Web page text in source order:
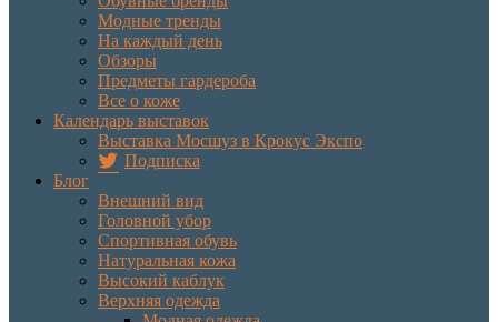
Модные тренды
На каждый день
Обзоры
Предметы гардероба
Все о коже
Календарь выставок
Выставка Мосшуз в Крокус Экспо
Подписка
Блог
Внешний вид
Головной убор
Спортивная обувь
Натуральная кожа
Высокий каблук
Верхняя одежда